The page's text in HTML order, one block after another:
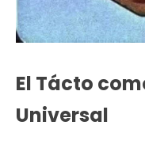
El Tácto
Universal